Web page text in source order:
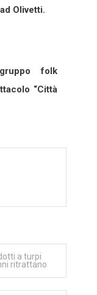
Olivetti.
folk
“Città
a turpi
ritrattano